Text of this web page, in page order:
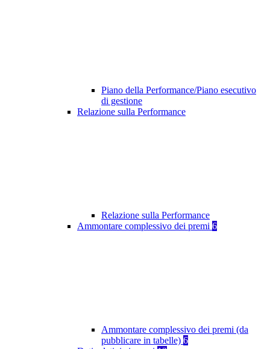
Piano della Performance/Piano esecutivo
di gestione
Relazione sulla Performance
Relazione sulla Performance
Ammontare complessivo dei premi 6
Ammontare complessivo dei premi (da
pubblicare in tabelle) 6